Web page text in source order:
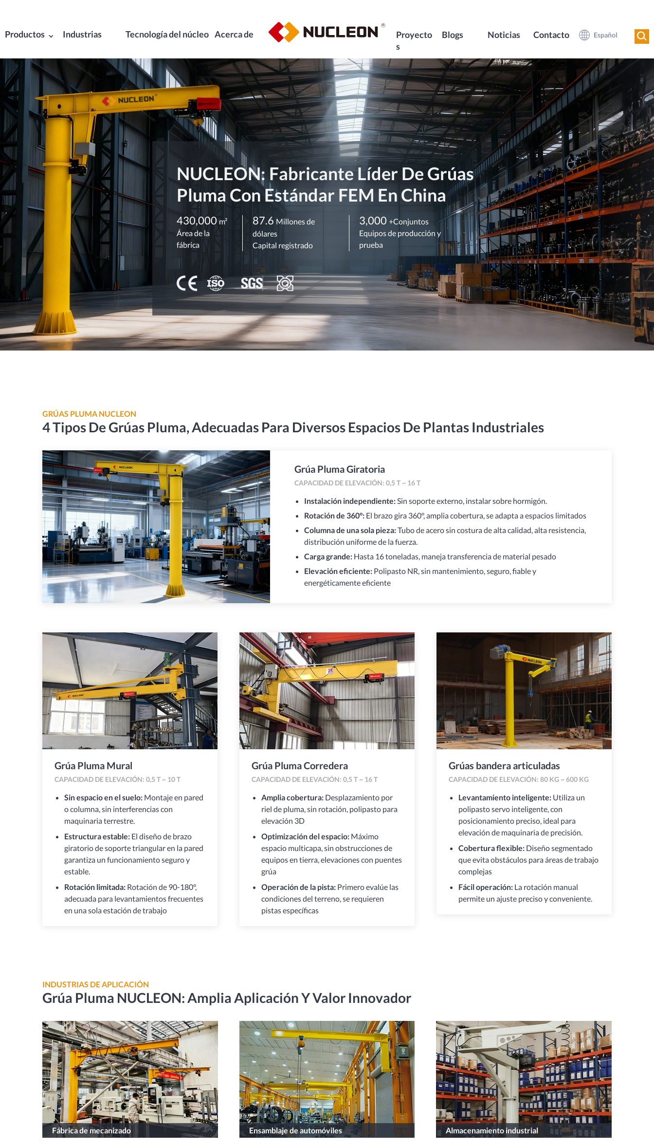
Productos Industrias Tecnología del núcleo Acerca de
Proyecto
s
Blogs Noticias Contacto Español
NUCLEON: Fabricante Líder De Grúas
Pluma Con Estándar FEM En China
430,000 m²
Área de la
fábrica
87.6 Millones de
dólares
Capital registrado
3,000+Conjuntos
Equipos de producción y
prueba
GRÚAS PLUMA NUCLEON
4 Tipos De Grúas Pluma, Adecuadas Para Diversos Espacios De Plantas Industriales
Grúa Pluma Giratoria
CAPACIDAD DE ELEVACIÓN: 0,5 T ~ 16 T
Instalación independiente: Sin soporte externo, instalar sobre hormigón.
Rotación de 360°: El brazo gira 360°, amplia cobertura, se adapta a espacios limitados
Columna de una sola pieza:Tubo de acero sin costura de alta calidad, alta resistencia,
distribución uniforme de la fuerza.
Carga grande: Hasta 16 toneladas, maneja transferencia de material pesado
Elevación eficiente: Polipasto NR, sin mantenimiento, seguro, fiable y
energéticamente eficiente
Grúa Pluma Mural
CAPACIDAD DE ELEVACIÓN: 0,5 T ~ 10 T
Sin espacio en el suelo: Montaje en pared
o columna, sin interferencias con
maquinaria terrestre.
Estructura estable: El diseño de brazo
giratorio de soporte triangular en la pared
garantiza un funcionamiento seguro y
estable.
Rotación limitada: Rotación de 90-180°,
adecuada para levantamientos frecuentes
en una sola estación de trabajo
Grúa Pluma Corredera
CAPACIDAD DE ELEVACIÓN: 0,5 T ~ 16 T
Amplia cobertura: Desplazamiento por
riel de pluma, sin rotación, polipasto para
elevación 3D
Optimización del espacio: Máximo
espacio multicapa, sin obstrucciones de
equipos en tierra, elevaciones con puentes
grúa
Operación de la pista: Primero evalúe las
condiciones del terreno, se requieren
pistas específicas
Grúas bandera articuladas
CAPACIDAD DE ELEVACIÓN: 80 KG ~ 600 KG
Levantamiento inteligente: Utiliza un
polipasto servo inteligente, con
posicionamiento preciso, ideal para
elevación de maquinaria de precisión.
Cobertura flexible: Diseño segmentado
que evita obstáculos para áreas de trabajo
complejas
Fácil operación: La rotación manual
permite un ajuste preciso y conveniente.
INDUSTRIAS DE APLICACIÓN
Grúa Pluma NUCLEON: Amplia Aplicación Y Valor Innovador
Fábrica de mecanizado Ensamblaje de automóviles Almacenamiento industrial